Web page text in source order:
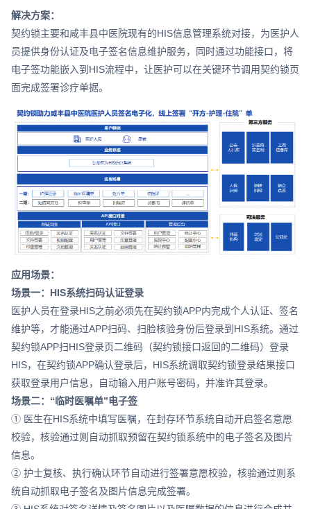
解决方案：
契约锁主要和咸丰县中医院现有的HIS信息管理系统对接，为医护人
员提供身份认证及电子签名信息维护服务，同时通过功能接口，将
电子签功能嵌入到HIS流程中，让医护可以在关键环节调用契约锁页
面完成签署诊疗单据。
应用场景：
场景一：HIS系统扫码认证登录
医护人员在登录HIS之前必须先在契约锁APP内完成个人认证、签名
维护等，才能通过APP扫码、扫脸核验身份后登录到HIS系统。通过
契约锁APP扫HIS登录页二维码（契约锁接口返回的二维码）登录
HIS，在契约锁APP确认登录后，HIS系统调取契约锁登录结果接口
获取登录用户信息，自动输入用户账号密码，并准许其登录。
场景二：“临时医嘱单”电子签
① 医生在HIS系统中填写医嘱，在封存环节系统自动开启签名意愿
校验，核验通过则自动抓取预留在契约锁系统中的电子签名及图片
信息。
② 护士复核、执行确认环节自动进行签署意愿校验，核验通过则系
统自动抓取电子签名及图片信息完成签署。